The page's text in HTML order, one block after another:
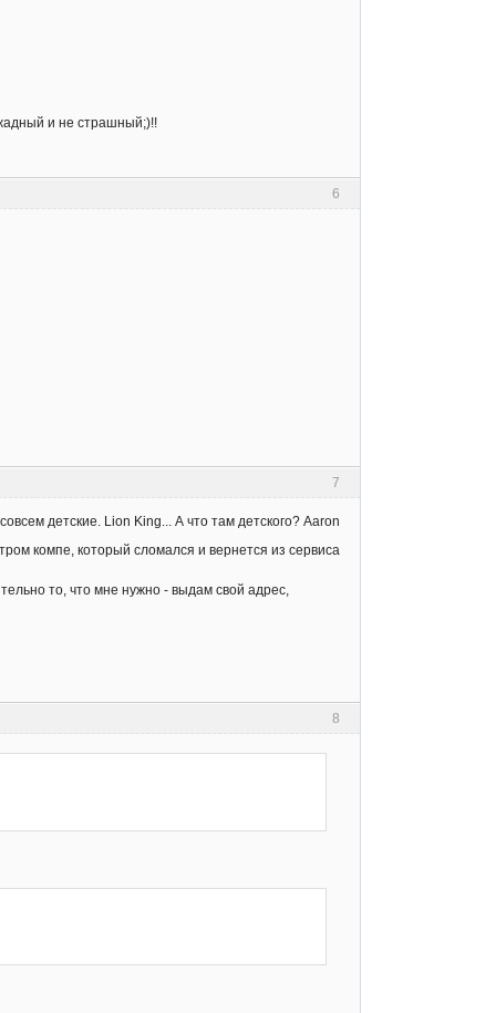
и не страшный;)!!
6
7
детские. Lion King... А что там детского? Aaron
компе, который сломался и вернется из сервиса
то, что мне нужно - выдам свой адрес,
8